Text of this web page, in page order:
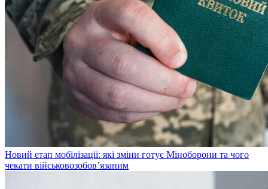
Новий етап мобілізації: які зміни готує Міноборони та чого
чекати військовозобов’язаним